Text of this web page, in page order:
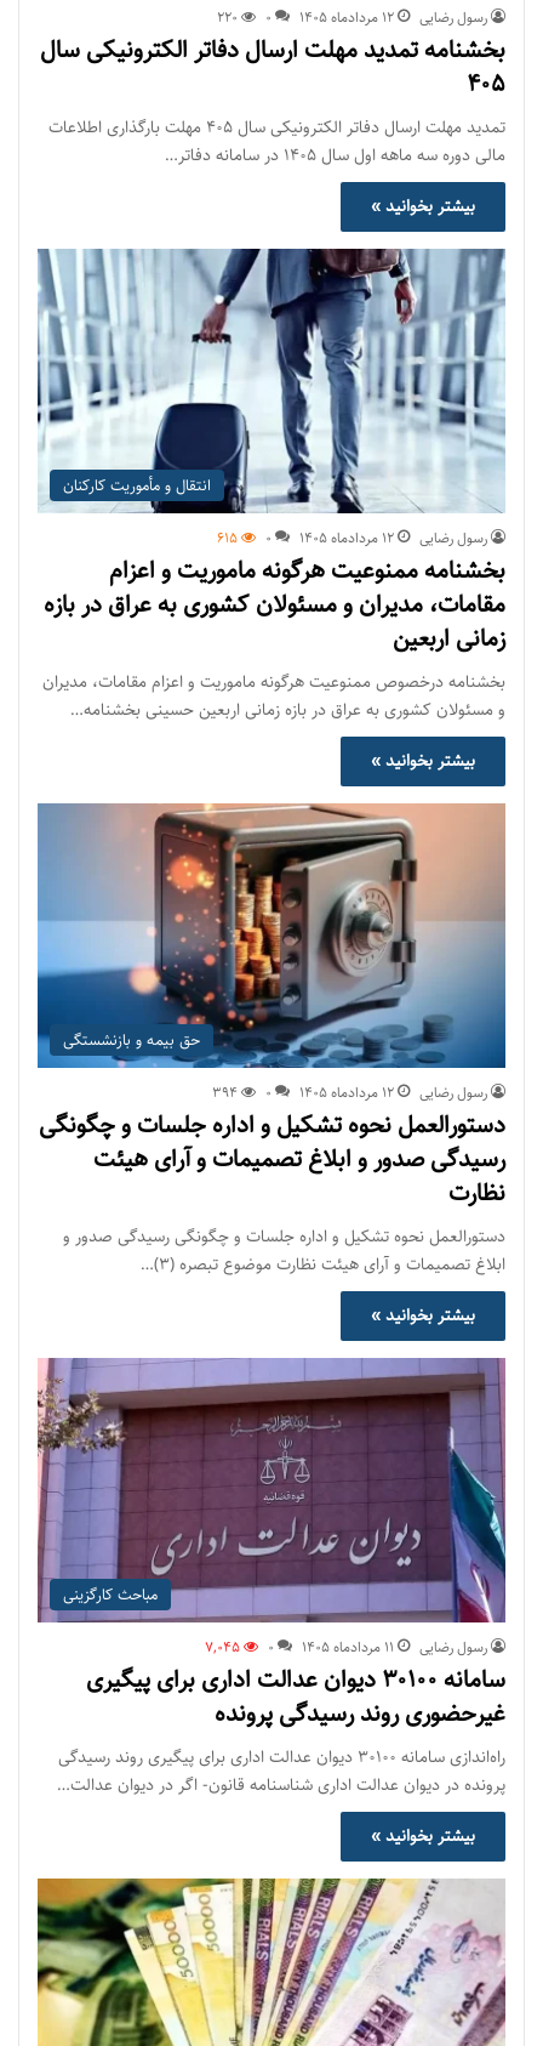
رسول رضایی ۱۲ مرداد‌ماه ۱۴۰۵ 0
220
بخشنامه تمدید مهلت ارسال دفاتر الکترونیکی سال
۴۰۵
تمدید مهلت ارسال دفاتر الکترونیکی سال ۴۰۵ مهلت بارگذاری اطلاعات
مالی دوره سه ماهه اول سال ۱۴۰۵ در سامانه دفاتر…
بیشتر بخوانید »
انتقال و مأموریت کارکنان
رسول رضایی ۱۲ مرداد‌ماه ۱۴۰۵ 0
615
بخشنامه ممنوعیت هرگونه ماموریت و اعزام
مقامات، مدیران و مسئولان کشوری به عراق در بازه
زمانی اربعین
بخشنامه درخصوص ممنوعیت هرگونه ماموریت و اعزام مقامات، مدیران
و مسئولان کشوری به عراق در بازه زمانی اربعین حسینی بخشنامه…
بیشتر بخوانید »
حق بیمه و بازنشستگی
رسول رضایی ۱۲ مرداد‌ماه ۱۴۰۵ 0
394
دستورالعمل نحوه تشکیل و اداره جلسات و چگونگی
رسیدگی صدور و ‏ابلاغ تصمیمات و‎ ‎آرای هیئت
نظارت
دستورالعمل نحوه تشکیل و اداره جلسات و چگونگی رسیدگی صدور و
‏ابلاغ تصمیمات و‎ ‎آرای هیئت نظارت موضوع تبصره (۳)…
بیشتر بخوانید »
مباحث کارگزینی
رسول رضایی ۱۱ مرداد‌ماه ۱۴۰۵ 0
7,045
سامانه ۳۰۱۰۰ دیوان عدالت اداری برای پیگیری
غیرحضوری روند رسیدگی پرونده
راه‌اندازی سامانه ۳۰۱۰۰ دیوان عدالت اداری برای پیگیری روند رسیدگی
پرونده در دیوان عدالت اداری شناسنامه قانون- اگر در دیوان عدالت…
بیشتر بخوانید »